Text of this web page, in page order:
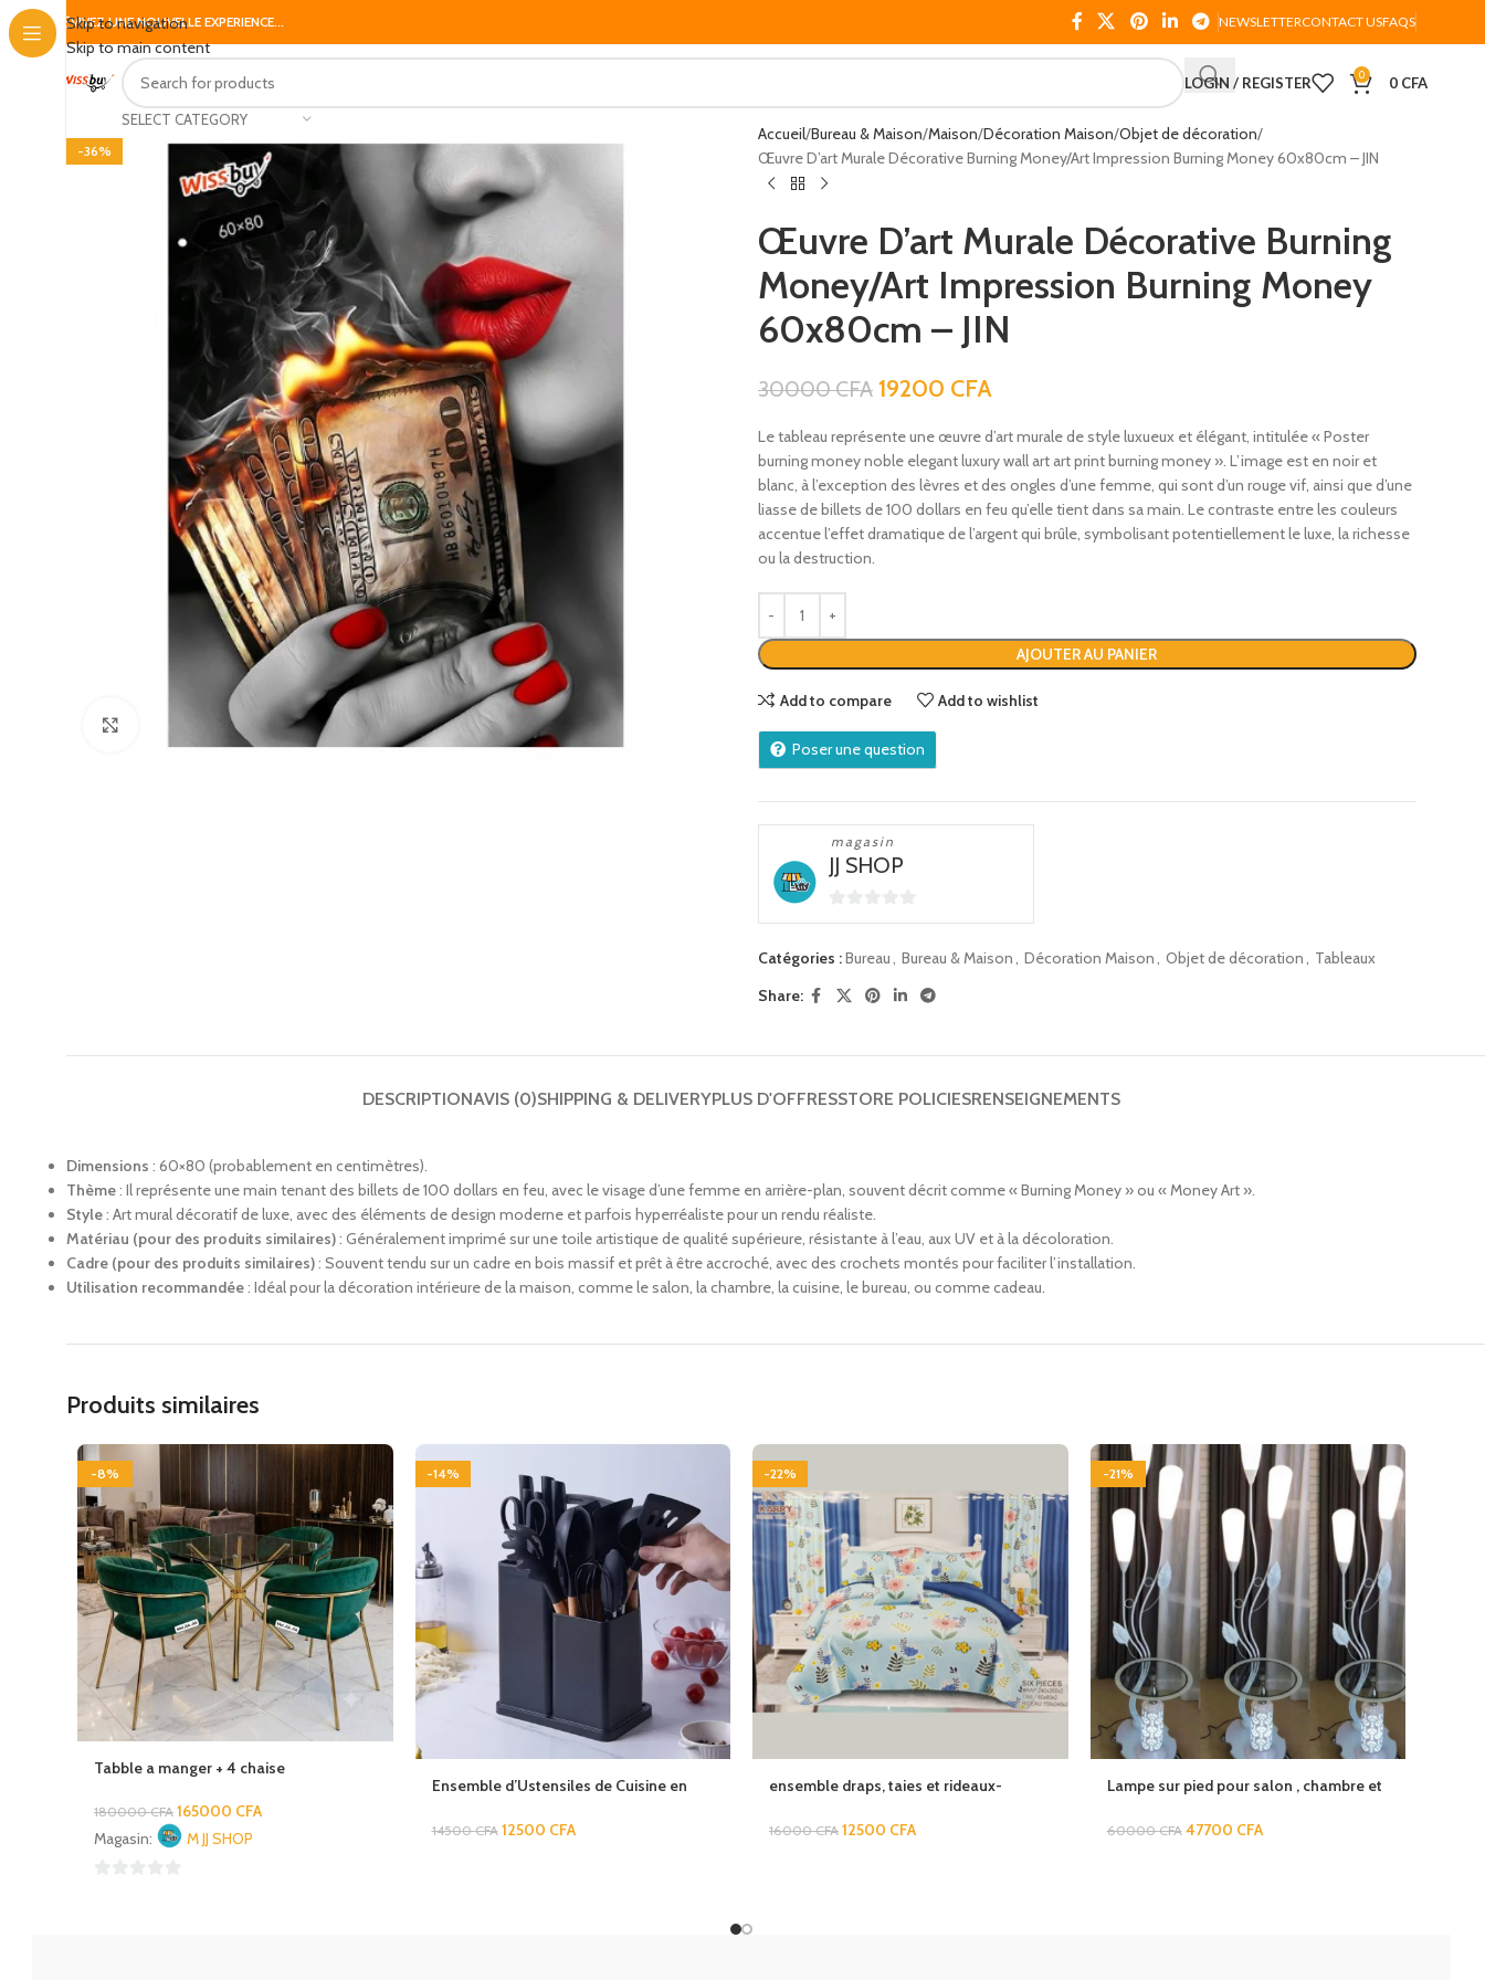
Skip to navigation
Skip to main content
VIVEZ UNE NOUVELLE EXPERIENCE... NEWSLETTERCONTACT USFAQS
SELECT CATEGORY
LOGIN / REGISTER 0 0 CFA
-36%
Click to enlarge
Accueil Bureau & Maison Maison Décoration Maison Objet de décoration
Œuvre D’art Murale Décorative Burning Money/Art Impression Burning Money 60x80cm – JIN
Œuvre D’art Murale Décorative Burning
Money/Art Impression Burning Money
60x80cm – JIN
30000CFA 19200 CFA
Le tableau représente une œuvre d’art murale de style luxueux et élégant, intitulée « Poster
burning money noble elegant luxury wall art art print burning money ». L’image est en noir et
blanc, à l’exception des lèvres et des ongles d’une femme, qui sont d’un rouge vif, ainsi que d’une
liasse de billets de 100 dollars en feu qu’elle tient dans sa main. Le contraste entre les couleurs
accentue l’effet dramatique de l’argent qui brûle, symbolisant potentiellement le luxe, la richesse
ou la destruction.
AJOUTER AU PANIER
Add to compare Add to wishlist
Poser une question
magasin
JJ SHOP
0
Catégories :Bureau, Bureau & Maison, Décoration Maison, Objet de décoration, Tableaux
Share:
DESCRIPTIONAVIS (0)SHIPPING & DELIVERYPLUS D'OFFRESSTORE POLICIESRENSEIGNEMENTS
Dimensions : 60×80 (probablement en centimètres).
Thème: Il représente une main tenant des billets de 100 dollars en feu, avec le visage d’une femme en arrière-plan, souvent décrit comme « Burning Money » ou « Money Art ».
Style: Art mural décoratif de luxe, avec des éléments de design moderne et parfois hyperréaliste pour un rendu réaliste.
Matériau (pour des produits similaires): Généralement imprimé sur une toile artistique de qualité supérieure, résistante à l’eau, aux UV et à la décoloration.
Cadre (pour des produits similaires): Souvent tendu sur un cadre en bois massif et prêt à être accroché, avec des crochets montés pour faciliter l’installation.
Utilisation recommandée: Idéal pour la décoration intérieure de la maison, comme le salon, la chambre, la cuisine, le bureau, ou comme cadeau.
Produits similaires
-8%
Tabble a manger + 4 chaise
180000CFA 165000 CFA
Magasin:
M JJ SHOP
-14%
Ensemble d’Ustensiles de Cuisine en
14500CFA 12500 CFA
-22%
ensemble draps, taies et rideaux-
16000CFA 12500 CFA
-21%
Lampe sur pied pour salon , chambre et
60000CFA 47700 CFA